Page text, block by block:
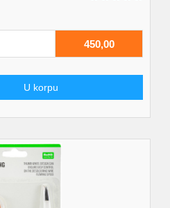
450,00
U korpu